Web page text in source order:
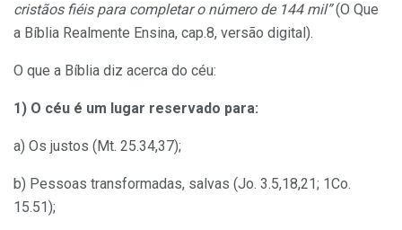
cristãos fiéis para completar o número de 144 mil”(O Que
a Bíblia Realmente Ensina, cap.8, versão digital).
O que a Bíblia diz acerca do céu:
1) O céu é um lugar reservado para:
a) Os justos (Mt. 25.34,37);
b) Pessoas transformadas, salvas (Jo. 3.5,18,21; 1Co.
15.51);